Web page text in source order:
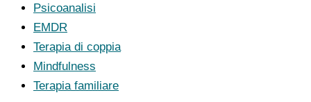
Psicoanalisi
EMDR
Terapia di coppia
Mindfulness
Terapia familiare